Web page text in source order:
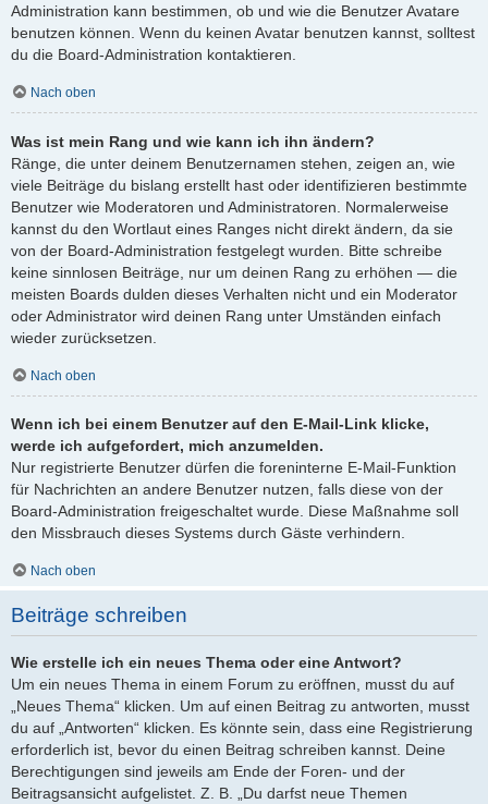
Administration kann bestimmen, ob und wie die Benutzer Avatare
benutzen können. Wenn du keinen Avatar benutzen kannst, solltest
du die Board-Administration kontaktieren.
Nach oben
Was ist mein Rang und wie kann ich ihn ändern?
Ränge, die unter deinem Benutzernamen stehen, zeigen an, wie
viele Beiträge du bislang erstellt hast oder identifizieren bestimmte
Benutzer wie Moderatoren und Administratoren. Normalerweise
kannst du den Wortlaut eines Ranges nicht direkt ändern, da sie
von der Board-Administration festgelegt wurden. Bitte schreibe
keine sinnlosen Beiträge, nur um deinen Rang zu erhöhen — die
meisten Boards dulden dieses Verhalten nicht und ein Moderator
oder Administrator wird deinen Rang unter Umständen einfach
wieder zurücksetzen.
Nach oben
Wenn ich bei einem Benutzer auf den E-Mail-Link klicke,
werde ich aufgefordert, mich anzumelden.
Nur registrierte Benutzer dürfen die foreninterne E-Mail-Funktion
für Nachrichten an andere Benutzer nutzen, falls diese von der
Board-Administration freigeschaltet wurde. Diese Maßnahme soll
den Missbrauch dieses Systems durch Gäste verhindern.
Nach oben
Beiträge schreiben
Wie erstelle ich ein neues Thema oder eine Antwort?
Um ein neues Thema in einem Forum zu eröffnen, musst du auf
„Neues Thema“ klicken. Um auf einen Beitrag zu antworten, musst
du auf „Antworten“ klicken. Es könnte sein, dass eine Registrierung
erforderlich ist, bevor du einen Beitrag schreiben kannst. Deine
Berechtigungen sind jeweils am Ende der Foren- und der
Beitragsansicht aufgelistet. Z. B. „Du darfst neue Themen